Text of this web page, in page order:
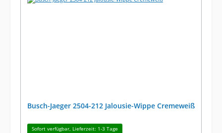
Busch-Jaeger 2504-212 Jalousie-Wippe Cremeweiß
Sofort verfügbar, Lieferzeit: 1-3 Tage